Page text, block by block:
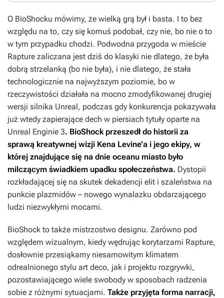
O BioShocku mówimy, że wielką grą był i basta. I to bez
względu na to, czy się komuś podobał, czy nie, bo nie o to
w tym przypadku chodzi. Podwodna przygoda w mieście
Rapture zaliczana jest dziś do klasyki nie dlatego, że była
dobrą strzelanką (bo nie była), i nie dlatego, że stała
technologicznie na najwyższym poziomie, bo w
rzeczywistości działała na mocno zmodyfikowanej drugiej
wersji silnika Unreal, podczas gdy konkurencja pokazywała
już wtedy zapierające dech w piersiach tytuły oparte na
Unreal Enginie 3. BioShockprzeszedł do historii za
sprawą kreatywnej wizji Kena Levine’a i jego ekipy, w
której znajdujące się na dnie oceanu miasto było
milczącym świadkiem upadku społeczeństwa. Dystopii
rozkładającej się na skutek dekadencji elit i szaleństwa na
punkcie plazmidów – nowego wynalazku obdarzającego
ludzi niezwykłymi mocami.
BioShock to także mistrzostwo designu. Zarówno pod
względem wizualnym, kiedy wędrując korytarzami Rapture,
dosłownie przesiąkamy niesamowitym klimatem
odrealnionego stylu art deco, jak i projektu rozgrywki,
pozostawiającego wiele swobody w sposobach radzenia
sobie z różnymi sytuacjami. Także przyjęta forma narracji,